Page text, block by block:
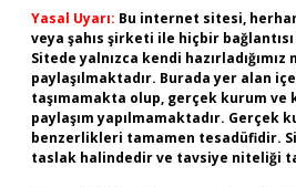
Yasal Uyarı: Bu internet sitesi,
veya şahıs şirketi ile hiçbir
Sitede yalnızca kendi
paylaşılmaktadır. Burada yer alan
taşımamakta olup, gerçek kurum ve
paylaşım yapılmamaktadır. Gerçek
benzerlikleri tamamen tesadüfidir.
taslak halindedir ve tavsiye niteliği